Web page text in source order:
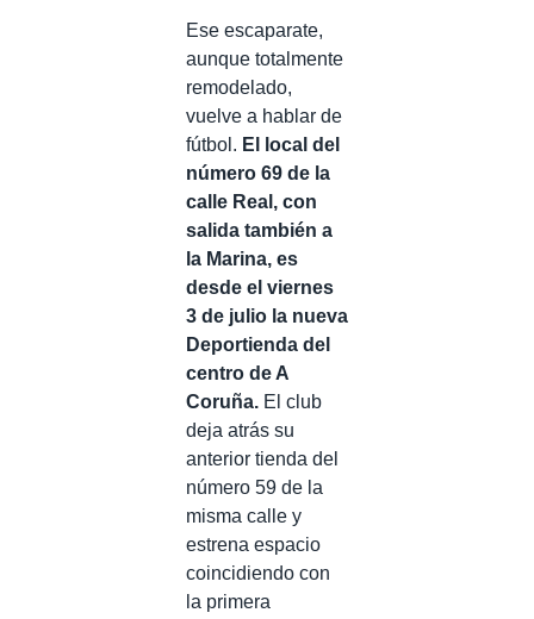
Ese escaparate,
aunque totalmente
remodelado,
vuelve a hablar de
fútbol. El local del
número 69 de la
calle Real, con
salida también a
la Marina, es
desde el viernes
3 de julio la nueva
Deportienda del
centro de A
Coruña. El club
deja atrás su
anterior tienda del
número 59 de la
misma calle y
estrena espacio
coincidiendo con
la primera